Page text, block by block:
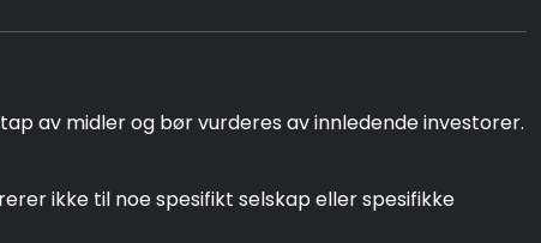
av midler og bør vurderes av innledende investorer.
ikke til noe spesifikt selskap eller spesifikke